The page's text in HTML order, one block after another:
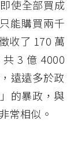
使全部買成
能購買兩千
收了 170 萬
3 億 4000
遠遠多於政
的暴政，與
常相似。